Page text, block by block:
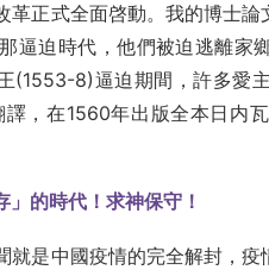
革正式全面啓動。我的博士
逼迫時代，他們被迫逃離家
(1553-8)逼迫期間，許多愛
，在1560年出版全本日内
的時代！求神保守！
是中國疫情的完全解封，疫